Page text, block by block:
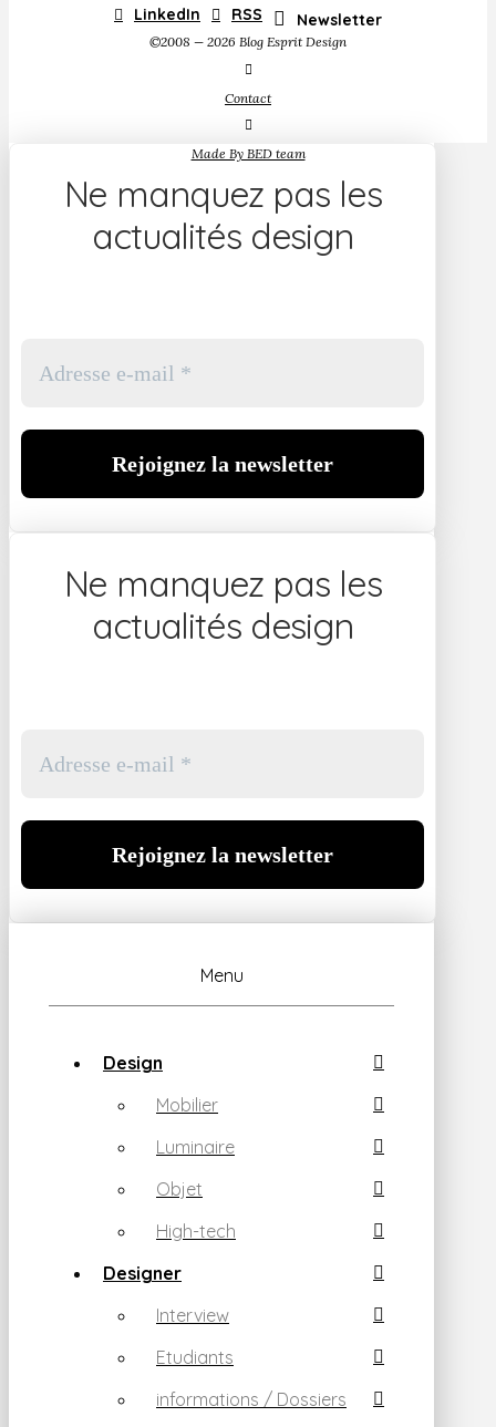
LinkedIn RSS Newsletter
©2008 — 2026 Blog Esprit Design
Contact
Made By BED team
Ne manquez pas les
actualités design
Ne manquez pas les
actualités design
Menu
Design
Mobilier
Luminaire
Objet
High-tech
Designer
Interview
Etudiants
informations / Dossiers